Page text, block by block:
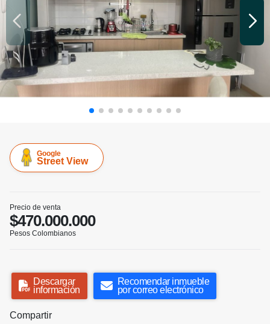
Google
Street View
Precio de venta
$470.000.000
Pesos Colombianos
Descargar
información
Recomendar inmueble
por correo electrónico
Compartir